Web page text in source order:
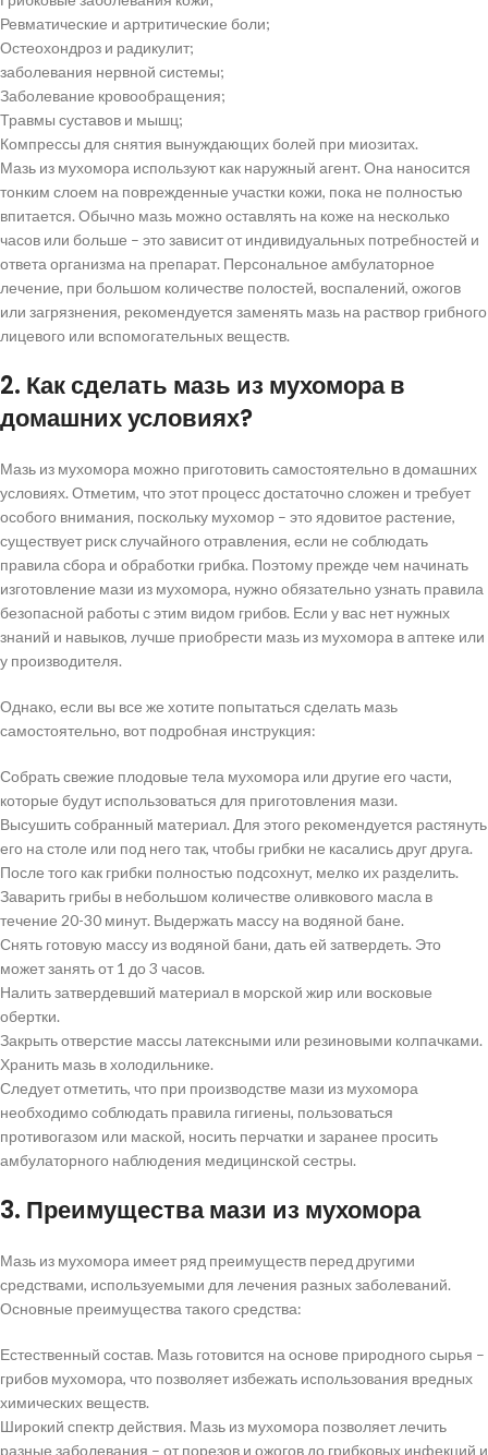
Ревматические и артритические боли;
Остеохондроз и радикулит;
заболевания нервной системы;
Заболевание кровообращения;
Травмы суставов и мышц;
Компрессы для снятия вынуждающих болей при миозитах.
Мазь из мухомора используют как наружный агент. Она наносится
тонким слоем на поврежденные участки кожи, пока не полностью
впитается. Обычно мазь можно оставлять на коже на несколько
часов или больше – это зависит от индивидуальных потребностей и
ответа организма на препарат. Персональное амбулаторное
лечение, при большом количестве полостей, воспалений, ожогов
или загрязнения, рекомендуется заменять мазь на раствор грибного
лицевого или вспомогательных веществ.
2. Как сделать мазь из мухомора в
домашних условиях?
Мазь из мухомора можно приготовить самостоятельно в домашних
условиях. Отметим, что этот процесс достаточно сложен и требует
особого внимания, поскольку мухомор – это ядовитое растение,
существует риск случайного отравления, если не соблюдать
правила сбора и обработки грибка. Поэтому прежде чем начинать
изготовление мази из мухомора, нужно обязательно узнать правила
безопасной работы с этим видом грибов. Если у вас нет нужных
знаний и навыков, лучше приобрести мазь из мухомора в аптеке или
у производителя.
Однако, если вы все же хотите попытаться сделать мазь
самостоятельно, вот подробная инструкция:
Собрать свежие плодовые тела мухомора или другие его части,
которые будут использоваться для приготовления мази.
Высушить собранный материал. Для этого рекомендуется растянуть
его на столе или под него так, чтобы грибки не касались друг друга.
После того как грибки полностью подсохнут, мелко их разделить.
Заварить грибы в небольшом количестве оливкового масла в
течение 20-30 минут. Выдержать массу на водяной бане.
Снять готовую массу из водяной бани, дать ей затвердеть. Это
может занять от 1 до 3 часов.
Налить затвердевший материал в морской жир или восковые
обертки.
Закрыть отверстие массы латексными или резиновыми колпачками.
Хранить мазь в холодильнике.
Следует отметить, что при производстве мази из мухомора
необходимо соблюдать правила гигиены, пользоваться
противогазом или маской, носить перчатки и заранее просить
амбулаторного наблюдения медицинской сестры.
3. Преимущества мази из мухомора
Мазь из мухомора имеет ряд преимуществ перед другими
средствами, используемыми для лечения разных заболеваний.
Основные преимущества такого средства:
Естественный состав. Мазь готовится на основе природного сырья –
грибов мухомора, что позволяет избежать использования вредных
химических веществ.
Широкий спектр действия. Мазь из мухомора позволяет лечить
разные заболевания – от порезов и ожогов до грибковых инфекций и